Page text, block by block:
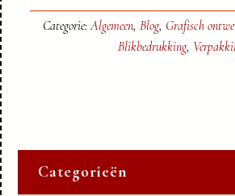
Categorie:Algemeen,Blog, Grafisch
Blikbedrukking,
Categorieën